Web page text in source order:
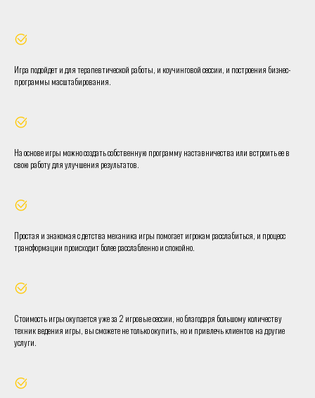
Игра подойдет и для терапевтической работы, и коучинговой сессии, и построения бизнес-
программы масштабирования.
На основе игры можно создать собственную программу наставничества или встроить ее в
свою работу для улучшения результатов.
Простая и знакомая с детства механика игры помогает игрокам расслабиться, и процесс
трансформации происходит более расслабленно и спокойно.
Стоимость игры окупается уже за 2 игровые сессии, но благодаря большому количеству
техник ведения игры, вы сможете не только окупить, но и привлечь клиентов на другие
услуги.